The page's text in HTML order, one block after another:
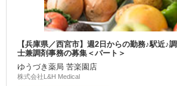
【兵庫県／西宮市】週2日からの勤務♪駅近♪
士兼調剤事務の募集＜パート＞
ゆうづき薬局 苦楽園店
株式会社L&H Medical